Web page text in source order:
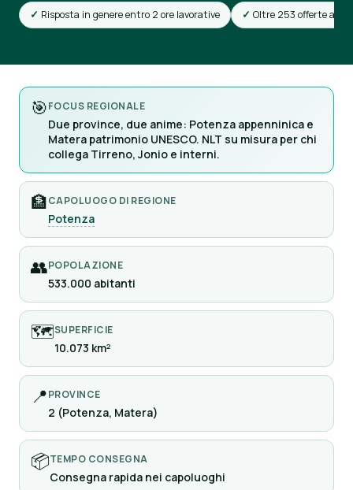
Risposta in genere entro 2 ore lavorative Oltre 253 offerte attive
🎯FOCUS REGIONALE
Due province, due anime: Potenza appenninica e
Matera patrimonio UNESCO. NLT su misura per chi
collega Tirreno, Jonio e interni.
🏦CAPOLUOGO DI REGIONE
Potenza
👥POPOLAZIONE
533.000 abitanti
🗺SUPERFICIE
10.073 km²
📍PROVINCE
2 (Potenza, Matera)
📦TEMPO CONSEGNA
Consegna rapida nei capoluoghi